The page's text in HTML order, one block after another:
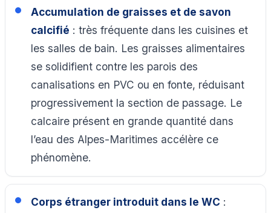
Accumulation de graisses et de savon
calcifié : très fréquente dans les cuisines et
les salles de bain. Les graisses alimentaires
se solidifient contre les parois des
canalisations en PVC ou en fonte, réduisant
progressivement la section de passage. Le
calcaire présent en grande quantité dans
l’eau des Alpes-Maritimes accélère ce
phénomène.
Corps étranger introduit dans le WC :